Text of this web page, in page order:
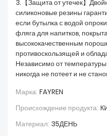
3.【Защита от утечек】
силиконовые резины
если бутылка с водой
фляга для напитков,
высококачественным
противоскользящей и
Независимо от
никогда не потеет и не
Марка: FAYREN
Происхождение продукта:
Материал: 35ДЕНЬ